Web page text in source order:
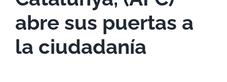
abre sus puertas a
la ciudadanía